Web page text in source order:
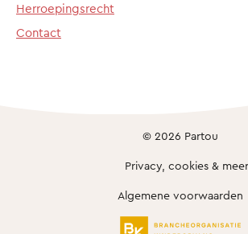
Herroepingsrecht
Contact
© 2026 Partou
Privacy, cookies & meer
Algemene voorwaarden